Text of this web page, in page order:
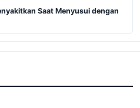
Saat Menyusui dengan